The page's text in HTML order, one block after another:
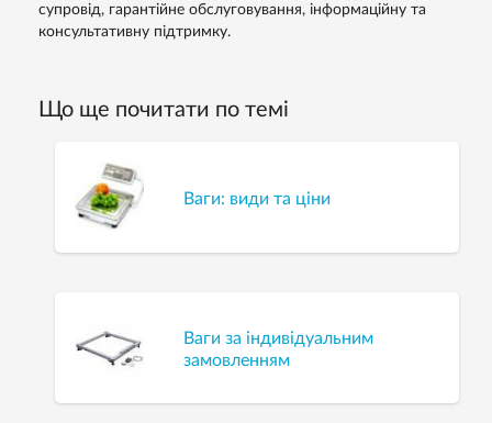
супровід, гарантійне обслуговування, інформаційну та
консультативну підтримку.
Що ще почитати по темі
Ваги: види та ціни
Ваги за індивідуальним
замовленням